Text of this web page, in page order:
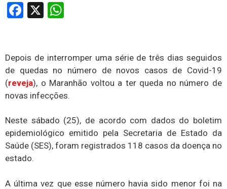
Facebook
X
Depois de interromper uma série de três dias seguidos
de quedas no número de novos casos de Covid-19
(reveja), o Maranhão voltou a ter queda no número de
novas infecções.
Neste sábado (25), de acordo com dados do boletim
epidemiológico emitido pela Secretaria de Estado da
Saúde (SES), foram registrados 118 casos da doença no
estado.
A última vez que esse número havia sido menor foi na